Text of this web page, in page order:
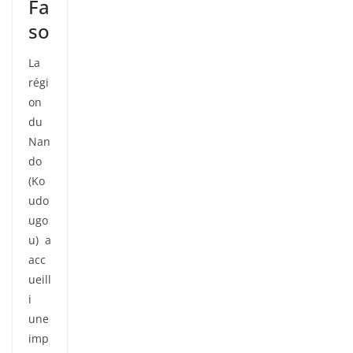
Fa
so
La
régi
on
du
Nan
do
(Ko
udo
ugo
u) a
acc
ueill
i
une
imp